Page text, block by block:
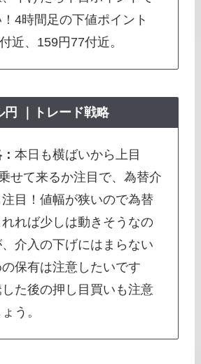
4時間足の下値ポイント
近、159円77付近。
円 ｜トレード戦略
本日も横ばいから上目
せて来るか注目で、為替介
目！値幅が狭いので為替
れば少しは動きそうなの
介入の下げにはまらない
保有は注意したいです
た後の押し目買いも注意
う。